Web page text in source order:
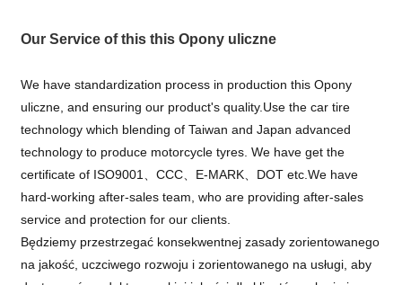
Our Service of this this Opony uliczne
We have standardization process in production this Opony
uliczne, and ensuring our product's quality.Use the car tire
technology which blending of Taiwan and Japan advanced
technology to produce motorcycle tyres. We have get the
certificate of ISO9001、CCC、E-MARK、DOT etc.We have
hard-working after-sales team, who are providing after-sales
service and protection for our clients.
Będziemy przestrzegać konsekwentnej zasady zorientowanego
na jakość, uczciwego rozwoju i zorientowanego na usługi, aby